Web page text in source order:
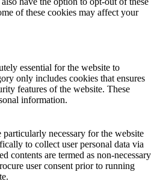
of these cookies may affect your
essential for the website to
only includes cookies that ensures
features of the website. These
information.
necessary for the website
to collect user personal data via
contents are termed as non-necessary
user consent prior to running